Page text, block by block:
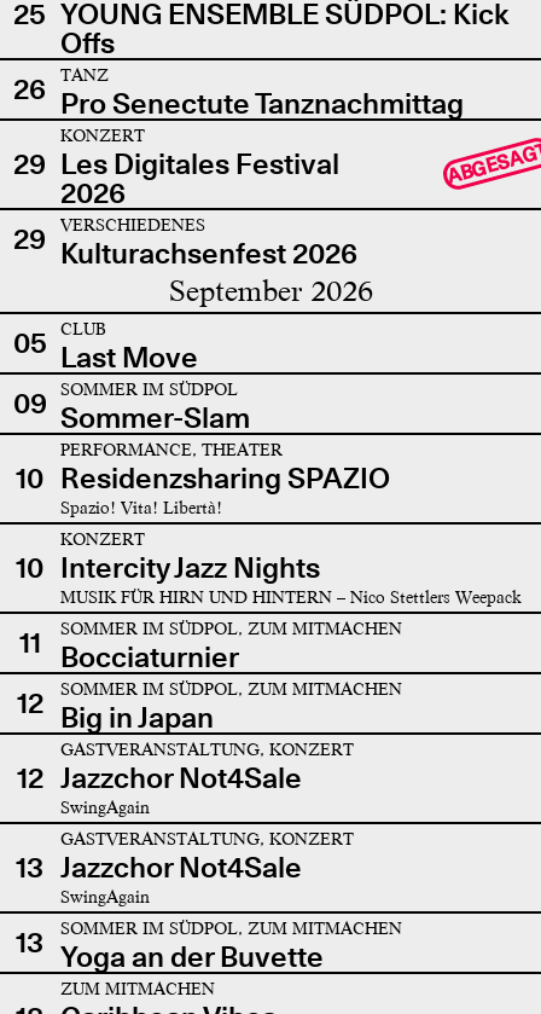
25 YOUNG ENSEMBLE SÜDPOL: Kick
Offs
26
TANZ
Pro Senectute Tanznachmittag
29
KONZERT
Les Digitales Festival
2026
29 VERSCHIEDENES
Kulturachsenfest 2026
September 2026
05 CLUB
Last Move
09
SOMMER IM SÜDPOL
Sommer-Slam
10
PERFORMANCE, THEATER
Residenzsharing SPAZIO
Spazio! Vita! Libertà!
10
KONZERT
Intercity Jazz Nights
MUSIK FÜR HIRN UND HINTERN – Nico Stettlers Weepack
11 SOMMER IM SÜDPOL, ZUM MITMACHEN
Bocciaturnier
12
SOMMER IM SÜDPOL, ZUM MITMACHEN
Big in Japan
12
GASTVERANSTALTUNG, KONZERT
Jazzchor Not4Sale
SwingAgain
13
GASTVERANSTALTUNG, KONZERT
Jazzchor Not4Sale
SwingAgain
13 SOMMER IM SÜDPOL, ZUM MITMACHEN
Yoga an der Buvette
ZUM MITMACHEN